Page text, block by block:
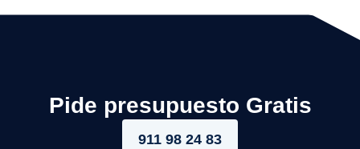
Pide presupuesto Gratis
911 98 24 83